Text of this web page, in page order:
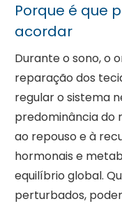
Porque é que
acordar
Durante o sono, o
reparação dos
regular o sistema
predominância do
ao repouso e à
hormonais e
equilíbrio global.
perturbados,